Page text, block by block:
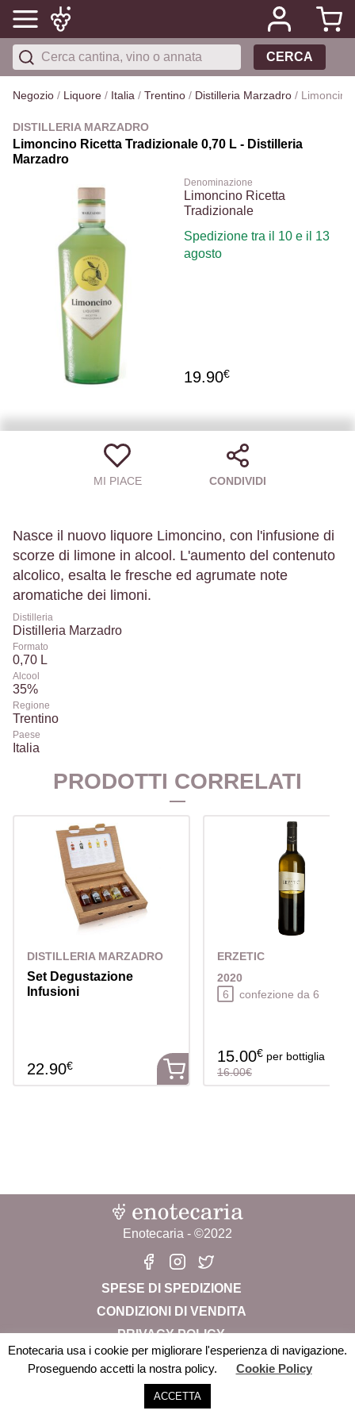
CERCA
Negozio / Liquore / Italia / Trentino / Distilleria Marzadro /
DISTILLERIA MARZADRO
Limoncino Ricetta Tradizionale 0,70 L - Distilleria
Marzadro
Denominazione
Limoncino Ricetta
Tradizionale
Spedizione tra il 10 e il 13
agosto
AGGIUNGI AL CARRELLO
19.90€
MI PIACE CONDIVIDI
Nasce il nuovo liquore Limoncino, con l'infusione di
scorze di limone in alcool. L'aumento del contenuto
alcolico, esalta le fresche ed agrumate note
aromatiche dei limoni.
Distilleria
Distilleria Marzadro
Formato
0,70 L
Alcool
35%
Regione
Trentino
Paese
Italia
PRODOTTI CORRELATI
DISTILLERIA MARZADRO
Set Degustazione
Infusioni
22.90€
ERZETIC
2020
6
confezione da 6
15.00€ per bottiglia
16.00€
Enotecaria - ©2022
SPESE DI SPEDIZIONE
CONDIZIONI DI VENDITA
PRIVACY POLICY
CHI SIAMO
Enotecaria Srl Società Benefit – P.iva: 04822280238 –
info@enotecaria.it
Enotecaria usa i cookie per migliorare l'esperienza di navigazione.
Proseguendo accetti la nostra policy.
Cookie Policy
ACCETTA